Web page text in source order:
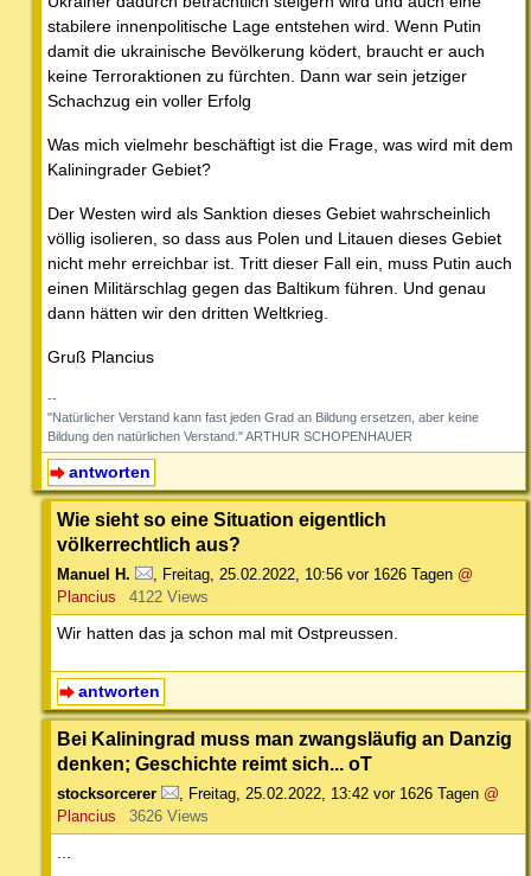
stabilere innenpolitische Lage entstehen wird. Wenn Putin
damit die ukrainische Bevölkerung ködert, braucht er auch
keine Terroraktionen zu fürchten. Dann war sein jetziger
Schachzug ein voller Erfolg
Was mich vielmehr beschäftigt ist die Frage, was wird mit dem
Kaliningrader Gebiet?
Der Westen wird als Sanktion dieses Gebiet wahrscheinlich
völlig isolieren, so dass aus Polen und Litauen dieses Gebiet
nicht mehr erreichbar ist. Tritt dieser Fall ein, muss Putin auch
einen Militärschlag gegen das Baltikum führen. Und genau
dann hätten wir den dritten Weltkrieg.
Gruß Plancius
--
"Natürlicher Verstand kann fast jeden Grad an Bildung ersetzen, aber keine
Bildung den natürlichen Verstand." ARTHUR SCHOPENHAUER
antworten
Wie sieht so eine Situation eigentlich
völkerrechtlich aus?
Manuel H. Freitag, 25.02.2022, 10:56 vor 1626 Tagen @
Plancius
4122 Views
Wir hatten das ja schon mal mit Ostpreussen.
antworten
Bei Kaliningrad muss man zwangsläufig an Danzig
denken; Geschichte reimt sich... oT
stocksorcerer Freitag, 25.02.2022, 13:42 vor 1626 Tagen @
Plancius
3626 Views